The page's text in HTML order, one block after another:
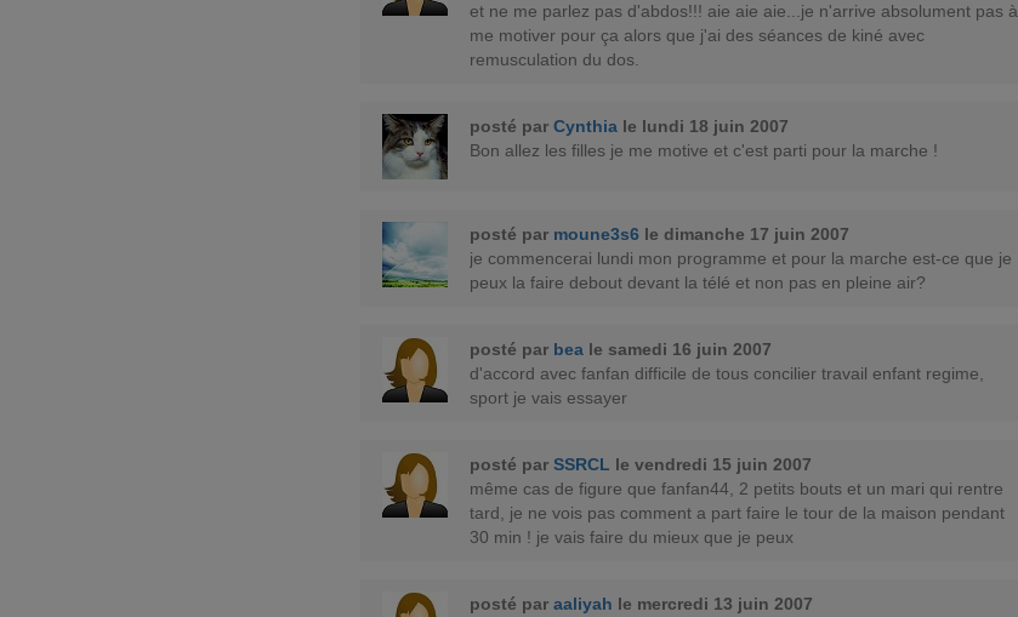
et ne me parlez pas d'abdos!!! aie aie aie...je n'arrive absolument pas à
me motiver pour ça alors que j'ai des séances de kiné avec
remusculation du dos.
posté par Cynthia le lundi 18 juin 2007
Bon allez les filles je me motive et c'est parti pour la marche !
posté par moune3s6 le dimanche 17 juin 2007
je commencerai lundi mon programme et pour la marche est-ce que je
peux la faire debout devant la télé et non pas en pleine air?
posté par bea le samedi 16 juin 2007
d'accord avec fanfan difficile de tous concilier travail enfant regime,
sport je vais essayer
posté par SSRCL le vendredi 15 juin 2007
même cas de figure que fanfan44, 2 petits bouts et un mari qui rentre
tard, je ne vois pas comment a part faire le tour de la maison pendant
30 min ! je vais faire du mieux que je peux
posté par aaliyah le mercredi 13 juin 2007